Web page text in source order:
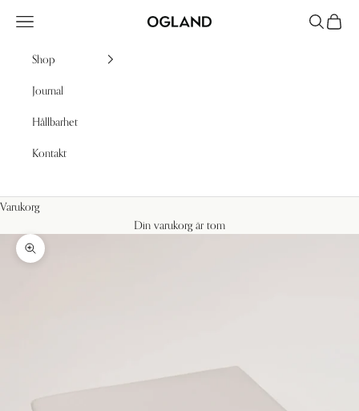
Ogland
Meny Sök
Shop
Journal
Hållbarhet
Kontakt
Varukorg
Din varukorg är tom
Zooma